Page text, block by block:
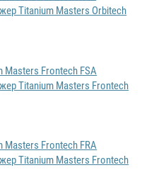
Titanium Masters Orbitech
Titanium Masters Frontech
Titanium Masters Frontech